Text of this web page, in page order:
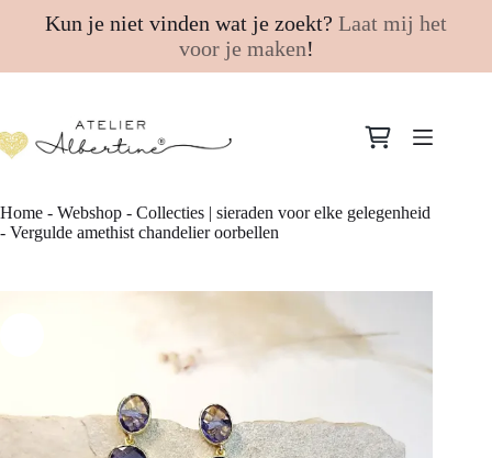
Kun je niet vinden wat je zoekt? Laat mij het
voor je maken!
de
Winkelwagen
Home - Webshop - Collecties | sieraden voor elke gelegenheid
- Vergulde amethist chandelier oorbellen